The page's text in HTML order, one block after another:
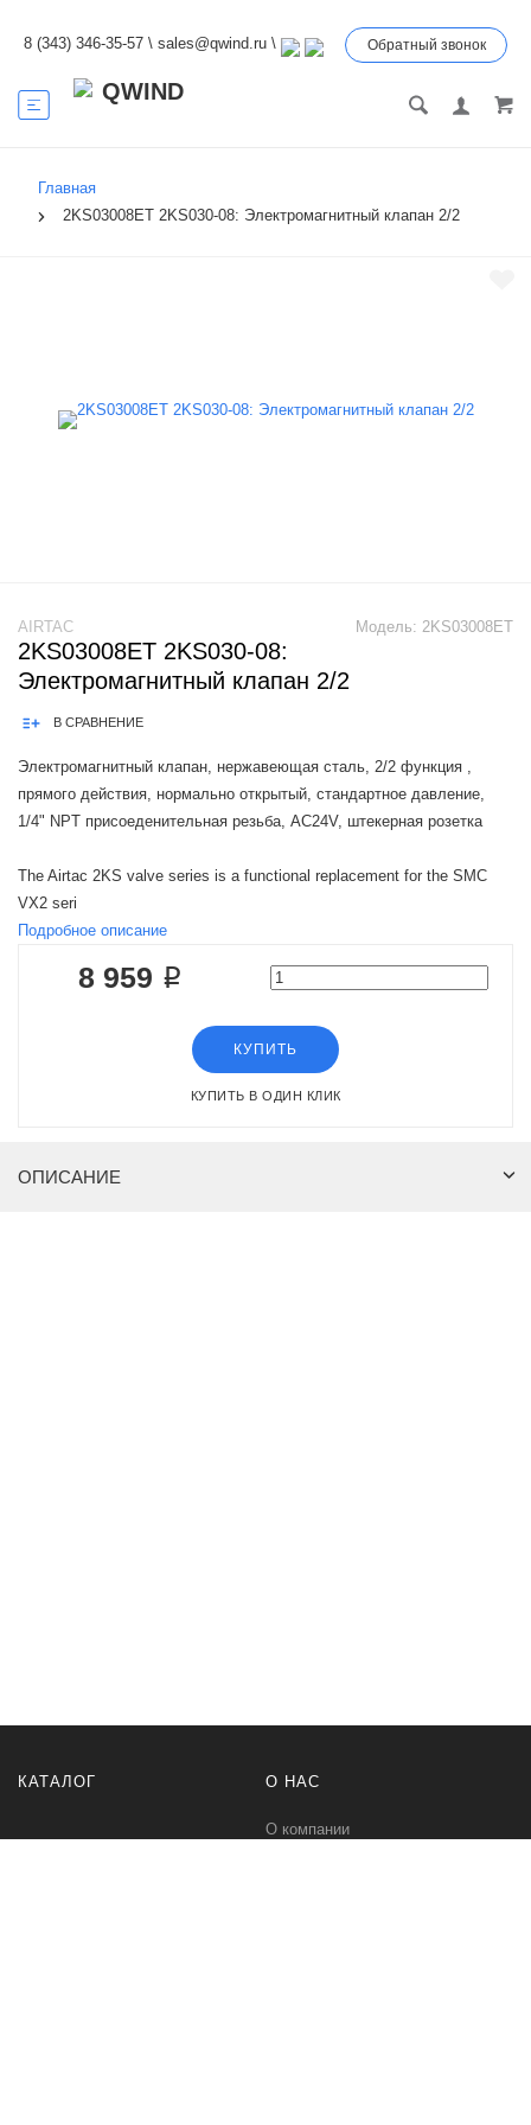
8 (343) 346-35-57 \ sales@qwind.ru \ Обратный звонок
Главная
2KS03008ET 2KS030-08: Электромагнитный клапан 2/2
Модель: 2KS03008ET
AIRTAC
2KS03008ET 2KS030-08:
Электромагнитный клапан 2/2
В СРАВНЕНИЕ
Электромагнитный клапан, нержавеющая сталь, 2/2 функция ,
прямого действия, нормально открытый, стандартное давление,
1/4" NPT присоеденительная резьба, AC24V, штекерная розетка
The Airtac 2KS valve series is a functional replacement for the SMC
VX2 seri
Подробное описание
8 959 ₽
КУПИТЬ
КУПИТЬ В ОДИН КЛИК
ОПИСАНИЕ
КАТАЛОГ О НАС
О компании